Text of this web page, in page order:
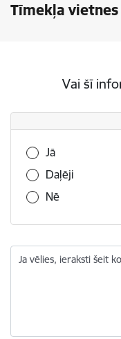
Tīmekļa
Vai šī
Vai šī informācija
Jā
Daļēji
Nē
Ja vēlies, ieraksti šeit